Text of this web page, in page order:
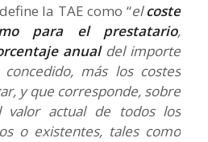
la TAE como “elcoste
para el prestatario,
anualdel importe
más los costes
y que corresponde, sobre
valor actual de todos los
o existentes, tales como